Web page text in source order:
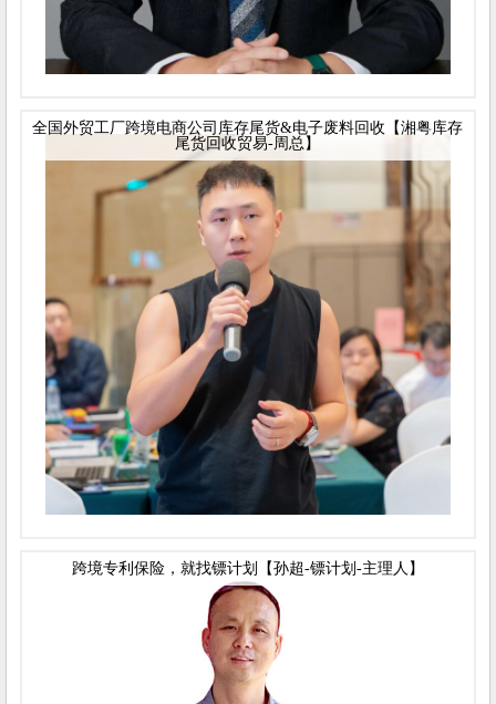
全国外贸工厂跨境电商公司库存尾货&电子废料回收【湘粤库存
尾货回收贸易-周总】
跨境专利保险，就找镖计划【孙超-镖计划-主理人】